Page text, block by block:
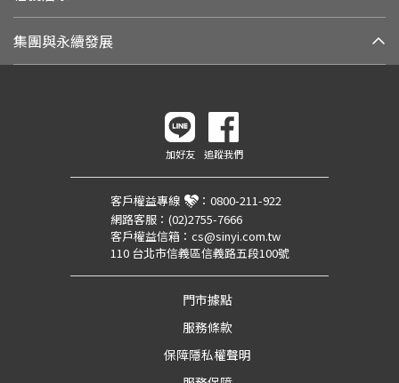
集團與永續發展
加好友 追蹤我們
客戶權益專線 ： 0800-211-922
網路客服： (02)2755-7666
客戶權益信箱： cs@sinyi.com.tw
110 台北市信義區信義路五段100號
門市據點
服務條款
保障隱私權聲明